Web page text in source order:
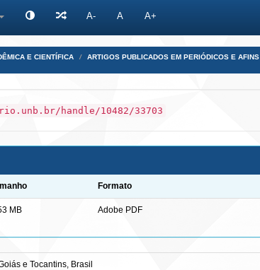
A- A A+
E CIENTÍFICA ARTIGOS PUBLICADOS EM PERIÓDICOS E AFINS
handle/10482/33703
Formato
MB Adobe PDF
e Tocantins, Brasil